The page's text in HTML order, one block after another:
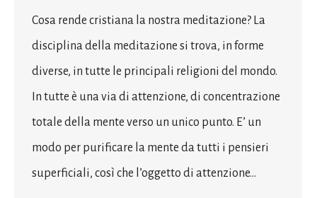
Cosa rende cristiana la nostra meditazione? La
disciplina della meditazione si trova, in forme
diverse, in tutte le principali religioni del mondo.
In tutte è una via di attenzione, di concentrazione
totale della mente verso un unico punto. E’ un
modo per purificare la mente da tutti i pensieri
superficiali, così che l’oggetto di attenzione…